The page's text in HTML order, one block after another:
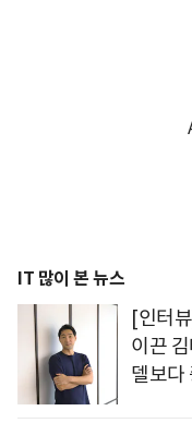
IT 많이 본 뉴스
[인터
이끈
델보다